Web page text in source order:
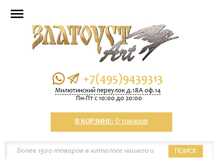
+7(495)9439313
Милютинский переулок д.18А оф.14
Пн-Пт с 10:00 до 20:00
В КОРЗИНЕ: 0 товаров
ПОИСК